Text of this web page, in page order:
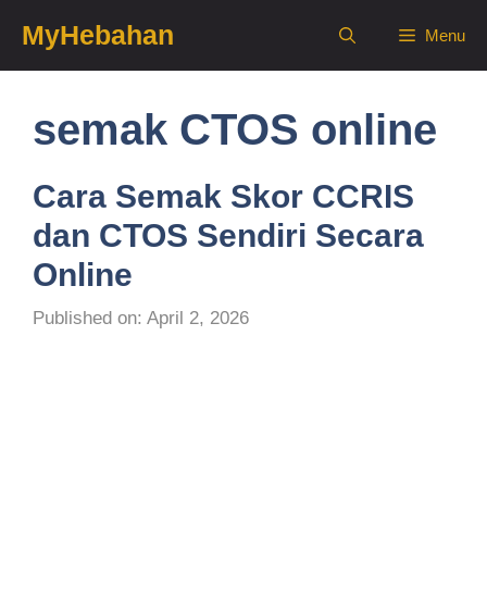
content
MyHebahan Menu
semak CTOS online
Cara Semak Skor CCRIS
dan CTOS Sendiri Secara
Online
Published on: April 2, 2026